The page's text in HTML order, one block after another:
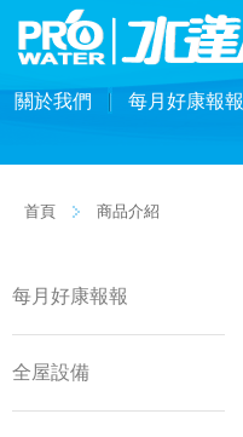
關於我們 每月好康報報
首頁 商品介紹
每月好康報報
全屋設備